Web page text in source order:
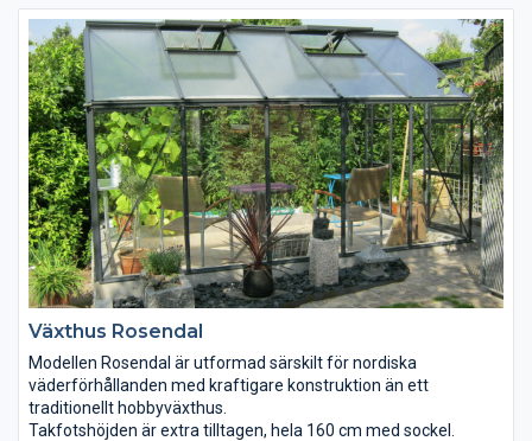
glas i sidorna och polykarbonat i taket. Polykarbonatplattorna
fästes smidigt med en hållbar plastlist och fixeras sedan med
en överliggande aluminiumprofil som skruvas fast utifrån. En
konstruktion som man sällan ser på hobbyväxthus men som
ofta används på mer robusta industriella växthus.
Växthuset är uppbyggt med rörprofiler som ger maximal styrka
samtidigt som profilerna är lätta och enkla att arbeta med.
Växthus Rosendal
Modellen Rosendal är utformad särskilt för nordiska
väderförhållanden med kraftigare konstruktion än ett
traditionellt hobbyväxthus.
Takfotshöjden är extra tilltagen, hela 160 cm med sockel.